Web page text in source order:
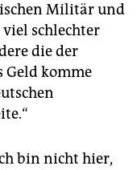
Militär und
schlechter
die der
Geld komme
bin nicht hier,